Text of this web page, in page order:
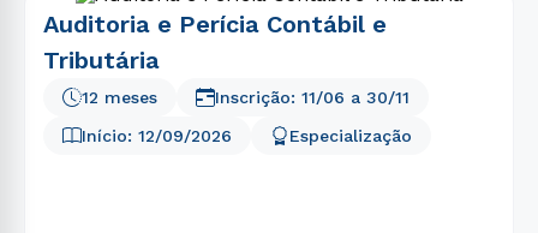
Auditoria e Perícia Contábil e
Tributária
Início: 12/09/2026
12 meses
Especialização
Inscrição: 11/06 a 30/11